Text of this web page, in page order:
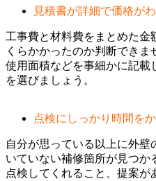
見積書が詳細で価格が
工事費と材料費をまとめた金
くらかかったのか判断できま
使用面積などを事細かに記載
を選びましょう。
点検にしっかり時間を
自分が思っている以上に外
いていない補修箇所が見つか
点検してくれること、提案が